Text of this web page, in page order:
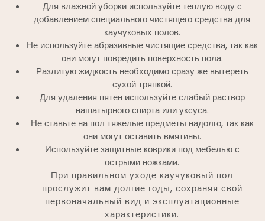
Для влажной уборки используйте теплую воду с
добавлением специального чистящего средства для
каучуковых полов.
Не используйте абразивные чистящие средства, так как
они могут повредить поверхность пола.
Разлитую жидкость необходимо сразу же вытереть
сухой тряпкой.
Для удаления пятен используйте слабый раствор
нашатырного спирта или уксуса.
Не ставьте на пол тяжелые предметы надолго, так как
они могут оставить вмятины.
Используйте защитные коврики под мебелью с
острыми ножками.
При правильном уходе каучуковый пол
прослужит вам долгие годы, сохраняя свой
первоначальный вид и эксплуатационные
характеристики.